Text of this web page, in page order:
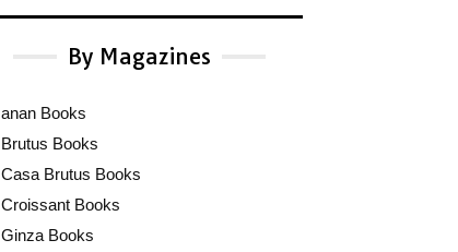
By Magazines
anan Books
Brutus Books
Casa Brutus Books
Croissant Books
Ginza Books